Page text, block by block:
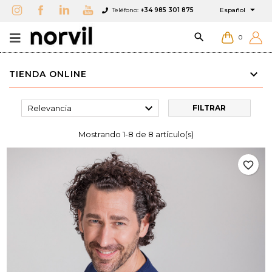
Teléfono: +34 985 301 875 Español 
 0
TIENDA ONLINE
Relevancia  FILTRAR
Mostrando 1-8 de 8 artículo(s)
favorite_border